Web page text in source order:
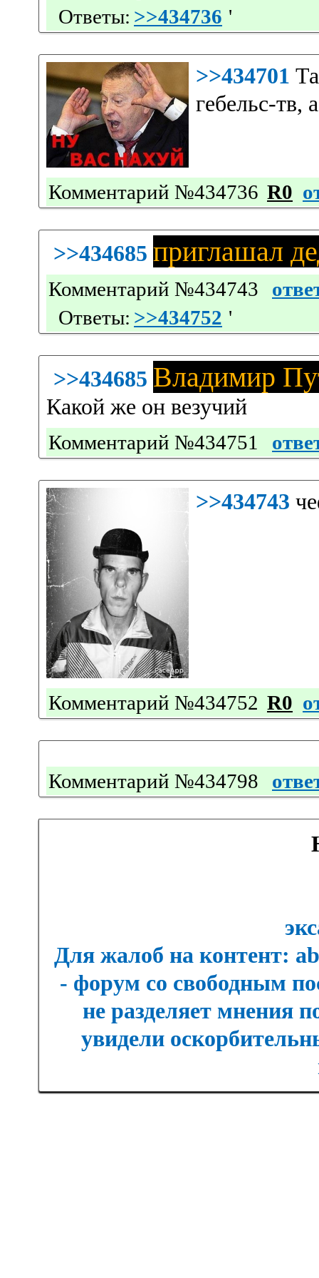
Ответы: >>434736 '
>>434701
гебельс-
Комментарий №434736 R0
>>434685 приглашал
Комментарий №434743
Ответы: >>434752 '
>>434685 Владимир
Какой же он везучий
Комментарий №434751
>>434743
Комментарий №434752 R0
Комментарий №434798
Для жалоб на контент:
- форум со свободным
не разделяет мнения
увидели